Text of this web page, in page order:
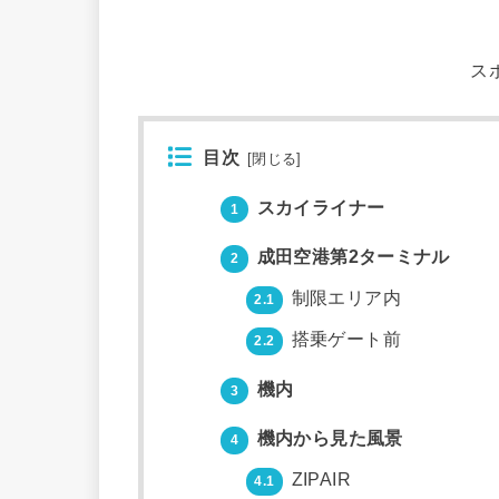
ス
目次 閉じる
1 スカイライナー
2 成田空港第2ターミナル
2.1 制限エリア内
2.2 搭乗ゲート前
3 機内
4 機内から見た風景
4.1 ZIPAIR